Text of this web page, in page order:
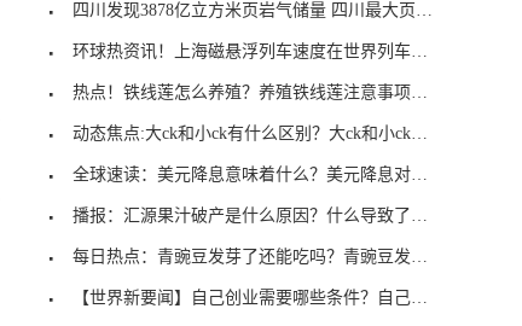
四川发现3878亿立方米页岩气储量 四川最大页岩气田
环球热资讯！上海磁悬浮列车速度在世界列车里排名第
热点！铁线莲怎么养殖？养殖铁线莲注意事项有哪些？
动态焦点:大ck和小ck有什么区别？大ck和小ck各指什么？
全球速读：美元降息意味着什么？美元降息对中国有什
播报：汇源果汁破产是什么原因？什么导致了汇源果汁
每日热点：青豌豆发芽了还能吃吗？青豌豆发芽后怎么
【世界新要闻】自己创业需要哪些条件？自己创业的好